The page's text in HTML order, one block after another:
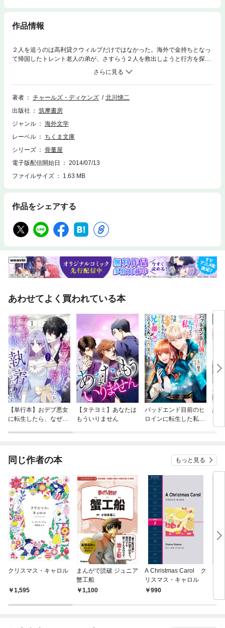
作品情報
２人を追うのは高利貸クウィルプだけではなかった。海外で金持ちとなっ
て帰国したトレント老人の弟が、さすらう２人を救出しようと行方を探し
ていたのだ。しかし居所を突き止めたときにはすでに遅く、苦難の旅路の
果て、ネルは眠るように死んでしまっていたのだ。骨董に囲まれて眠るネ
ルの姿を描いて始まる物語は古めかしい教会の一室で死の床に眠るネルの
姿で終わり、あたかも円環を描くかのごとく小説は閉じられる。
著者 チャールズ・ディケンズ
北川悌二
出版社
筑摩書房
ジャンル
海外文学
レーベル
ちくま文庫
シリーズ
骨董屋
電子版配信開始日
2014/07/13
ファイルサイズ
1.63 MB
作品をシェアする
あわせてよく買われている本
【単行本】おデブ悪女
に転生したら、なぜか
【タテヨミ】あなたは
もういりません
バッドエンド目前のヒ
ロインに転生した私、
結
同じ作者の本 もっと見る
クリスマス・キャロル
1,595
まんがで読破 ジュニア
蟹工船
1,100
A Christmas Carol ク
リスマス・キャロル
990